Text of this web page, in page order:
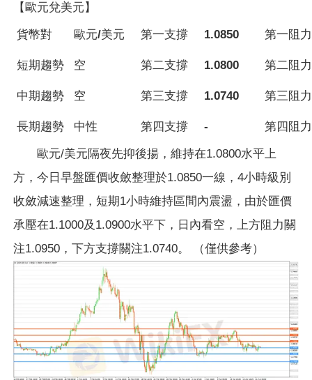
【歐元兌美元】
貨幣對 歐元/美元 第一支撐 1.0850 第一阻力
短期趨勢 空 第二支撐 1.0800 第二阻力
中期趨勢 空 第三支撐 1.0740 第三阻力
長期趨勢 中性 第四支撐 - 第四阻力
歐元/美元隔夜先抑後揚，維持在1.0800水平上
方，今日早盤匯價收斂整理於1.0850一線，4小時級別
收斂減速整理，短期1小時維持區間內震盪，由於匯價
承壓在1.1000及1.0900水平下，日內看空，上方阻力關
注1.0950，下方支撐關注1.0740。 （僅供參考）